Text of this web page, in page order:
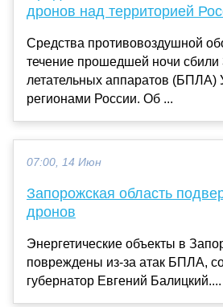
дронов над территорией
Средства противовоздушной
течение прошедшей ночи сбили
летательных аппаратов (БПЛА)
регионами России. Об ...
07:00, 14 Июн
Запорожская область
дронов
Энергетические объекты в
повреждены из-за атак БПЛА,
губернатор Евгений Балицкий....